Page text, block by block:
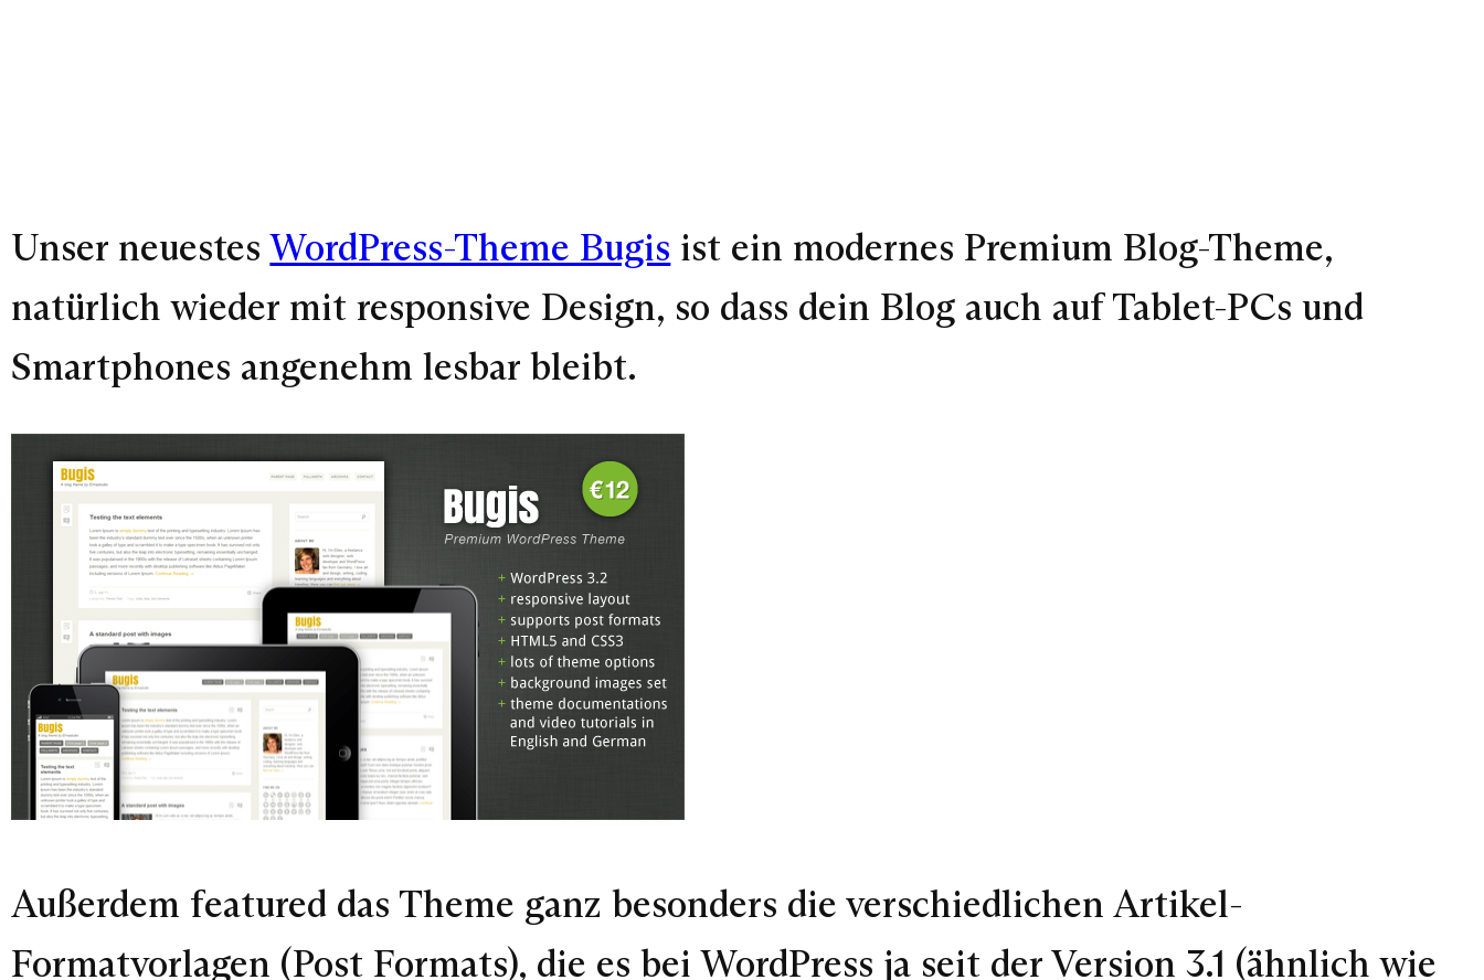
Unser neuestesWordPress-Theme Bugis ist ein modernes Premium Blog-Theme,
natürlich wieder mit responsive Design, so dass dein Blog auch auf Tablet-PCs und
Smartphones angenehm lesbar bleibt.
Außerdem featured das Theme ganz besonders die verschiedlichen Artikel-
Formatvorlagen (Post Formats), die es bei WordPress ja seit der Version 3.1 (ähnlich wie